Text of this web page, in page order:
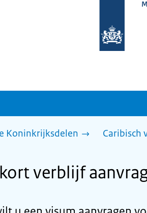
homepage
Koninkrijksdelen Caribisch
verblijf